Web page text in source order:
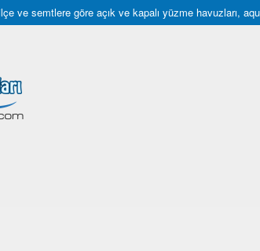
ve semtlere göre açık ve kapalı yüzme havuzları,